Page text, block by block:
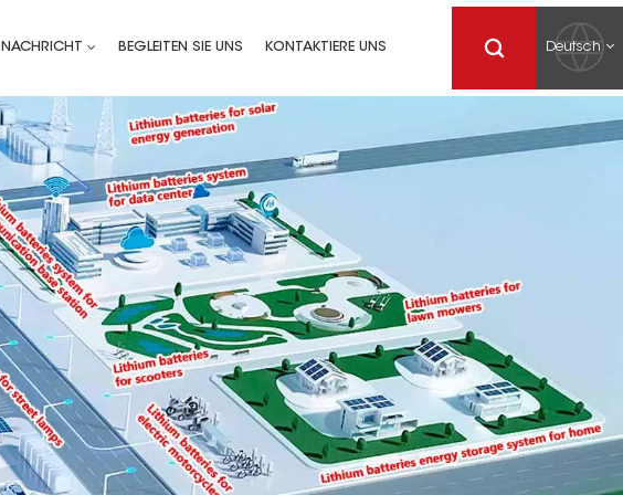
NACHRICHT BEGLEITEN SIE UNS KONTAKTIERE UNS Deutsch